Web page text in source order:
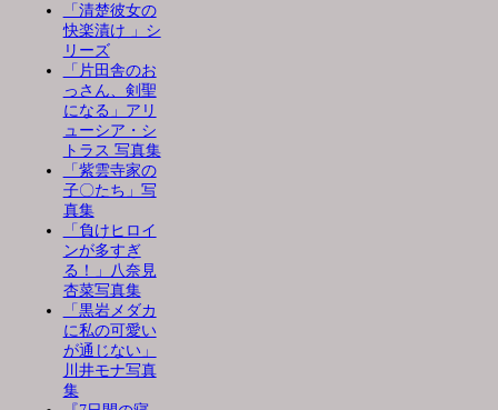
「清楚彼女の
快楽漬け 」シ
リーズ
「片田舎のお
っさん、剣聖
になる」アリ
ューシア・シ
トラス 写真集
「紫雲寺家の
子〇たち」写
真集
「負けヒロイ
ンが多すぎ
る！」八奈見
杏菜写真集
「黒岩メダカ
に私の可愛い
が通じない」
川井モナ写真
集